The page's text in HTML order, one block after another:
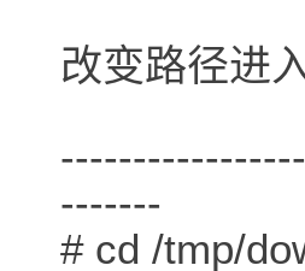
改变路径进
-------
# cd /tmp/